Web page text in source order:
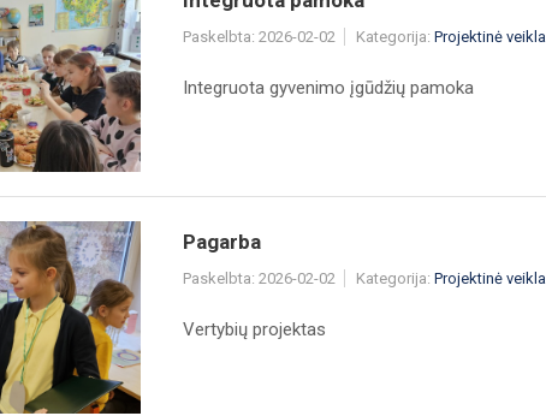
Paskelbta: 2026-02-02 Kategorija: Projektinė veikla
Integruota gyvenimo įgūdžių pamoka
Pagarba
Paskelbta: 2026-02-02 Kategorija: Projektinė veikla
Vertybių projektas